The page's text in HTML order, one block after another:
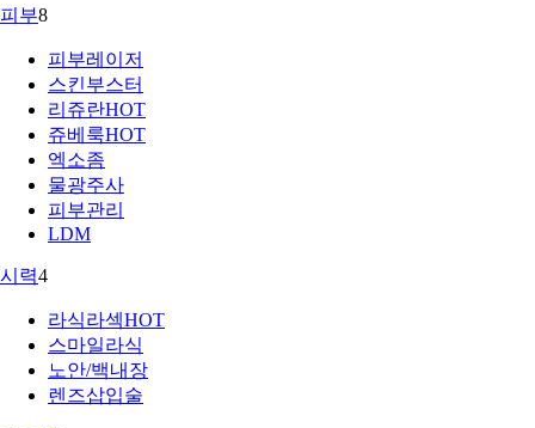
피부8
피부레이저
스킨부스터
리쥬란HOT
쥬베룩HOT
엑소좀
물광주사
피부관리
LDM
시력4
라식라섹HOT
스마일라식
노안/백내장
렌즈삽입술